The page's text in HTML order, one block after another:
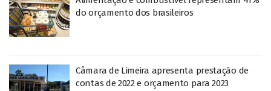
do orçamento dos brasileiros
Câmara de Limeira apresenta prestação de
contas de 2022 e orçamento para 2023